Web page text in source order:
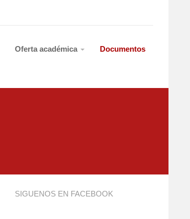
Oferta académica Documentos
SIGUENOS EN FACEBOOK